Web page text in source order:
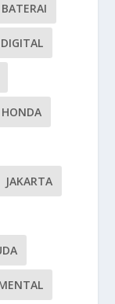
BATERAI
DIGITAL
HONDA
JAKARTA